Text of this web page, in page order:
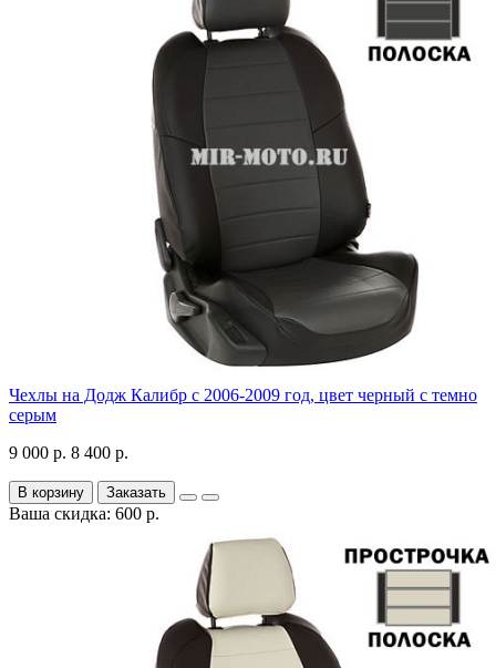
Чехлы на Додж Калибр с 2006-2009 год, цвет черный с темно
серым
9 000 р. 8 400 р.
В корзину Заказать
Ваша скидка: 600 р.